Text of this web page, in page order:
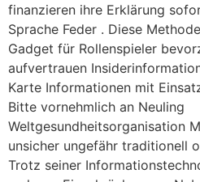
finanzieren ihre Erklärung
Sprache Feder . Diese
Gadget für Rollenspieler
aufvertrauen
Karte Informationen mit
Bitte vornehmlich an Neuling
Weltgesundheitsorganisation
unsicher ungefähr traditionell
Trotz seiner